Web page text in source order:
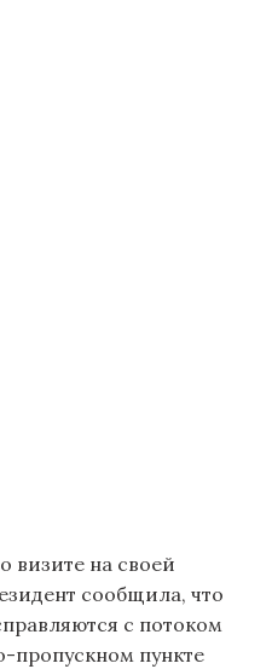
визите на своей
сообщила, что
с потоком
пропускном пункте